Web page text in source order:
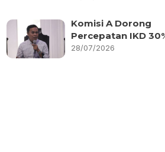
Komisi A Dorong
Percepatan IKD
28/07/2026